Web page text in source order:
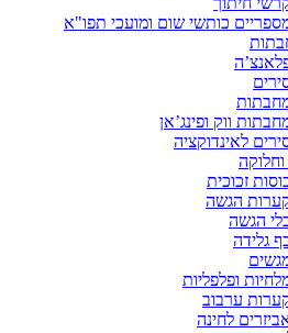
כותשי שום ומועכי תפו"א
ווק ופינג’אן
לאינדוקציה
זכוכית
הגשה
הגשה
גלידה
ופלפליות
ערבוב
לחינה